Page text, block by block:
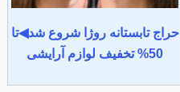
حراج تابستانه روژا شروع شد◀تا
50% تخفیف لوازم آرایشی